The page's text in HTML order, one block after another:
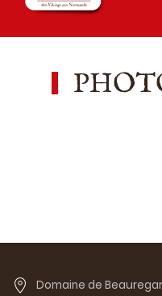
Domaine de